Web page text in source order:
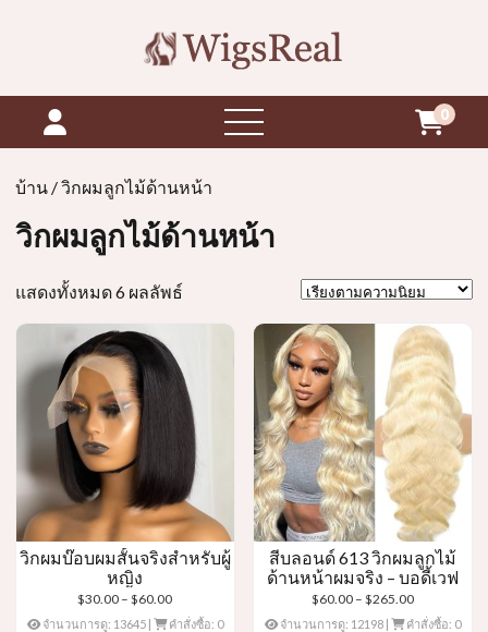
เปิด
เมนู
0
บ้าน / วิกผมลูกไม้ด้านหน้า
วิกผมลูกไม้ด้านหน้า
แสดงทั้งหมด 6 ผลลัพธ์เรียง
นิยม
วิกผมบ๊อบผมสั้นจริงสำหรับผู้
หญิง
$30.00 – $60.00ช่วง
ราคา:
จำนวนการดู: 13645| คำสั่งซื้อ: 0
สีบลอนด์ 613 วิกผมลูกไม้
ด้านหน้าผมจริง – บอดี้เวฟ
$60.00 – $265.00ช่วง
ราคา:
จำนวนการดู: 12198 | คำสั่งซื้อ: 0